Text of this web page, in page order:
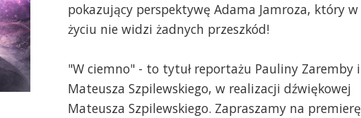
pokazujący perspektywę Adama Jamroza, który w
życiu nie widzi żadnych przeszkód!
"W ciemno" - to tytuł reportażu Pauliny Zaremby i
Mateusza Szpilewskiego, w realizacji dźwiękowej
Mateusza Szpilewskiego. Zapraszamy na premierę